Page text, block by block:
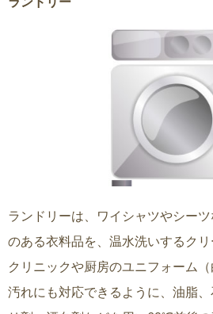
ランドリーは、ワイシャツやシー
のある衣料品を、温水洗いするクリ
クリニックや厨房のユニフォーム
汚れにも対応できるように、油脂